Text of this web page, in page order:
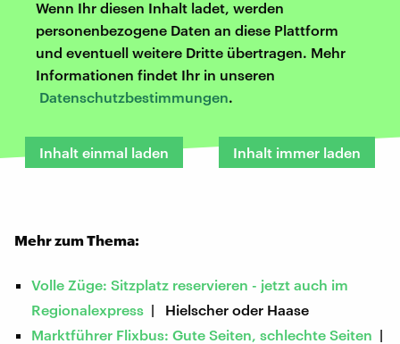
Wenn Ihr diesen Inhalt ladet, werden
personenbezogene Daten an diese Plattform
und eventuell weitere Dritte übertragen. Mehr
Informationen findet Ihr in unseren
Datenschutzbestimmungen.
Inhalt einmal laden Inhalt immer laden
Mehr zum Thema:
Volle Züge: Sitzplatz reservieren - jetzt auch im
Regionalexpress | Hielscher oder Haase
Marktführer Flixbus: Gute Seiten, schlechte Seiten |